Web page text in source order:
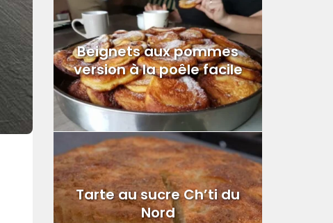
Beignets aux pommes
version à la poêle facile
Tarte au sucre Ch’ti du
Nord